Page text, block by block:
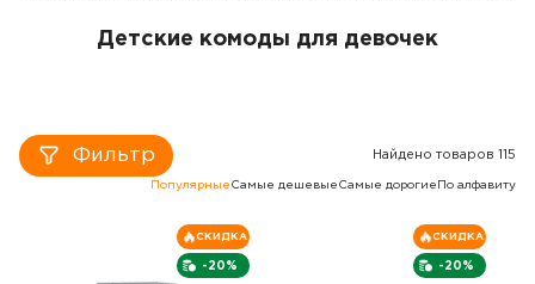
Детские комоды для девочек
Фильтр Найдено товаров 115
Популярные Самые дешевые Самые дорогие По алфавиту
-20%
СКИДКА
-20%
СКИДКА